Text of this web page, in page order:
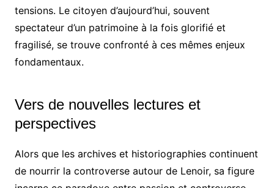
tensions. Le citoyen d’aujourd’hui, souvent
spectateur d’un patrimoine à la fois glorifié et
fragilisé, se trouve confronté à ces mêmes enjeux
fondamentaux.
Vers de nouvelles lectures et
perspectives
Alors que les archives et historiographies continuent
de nourrir la controverse autour de Lenoir, sa figure